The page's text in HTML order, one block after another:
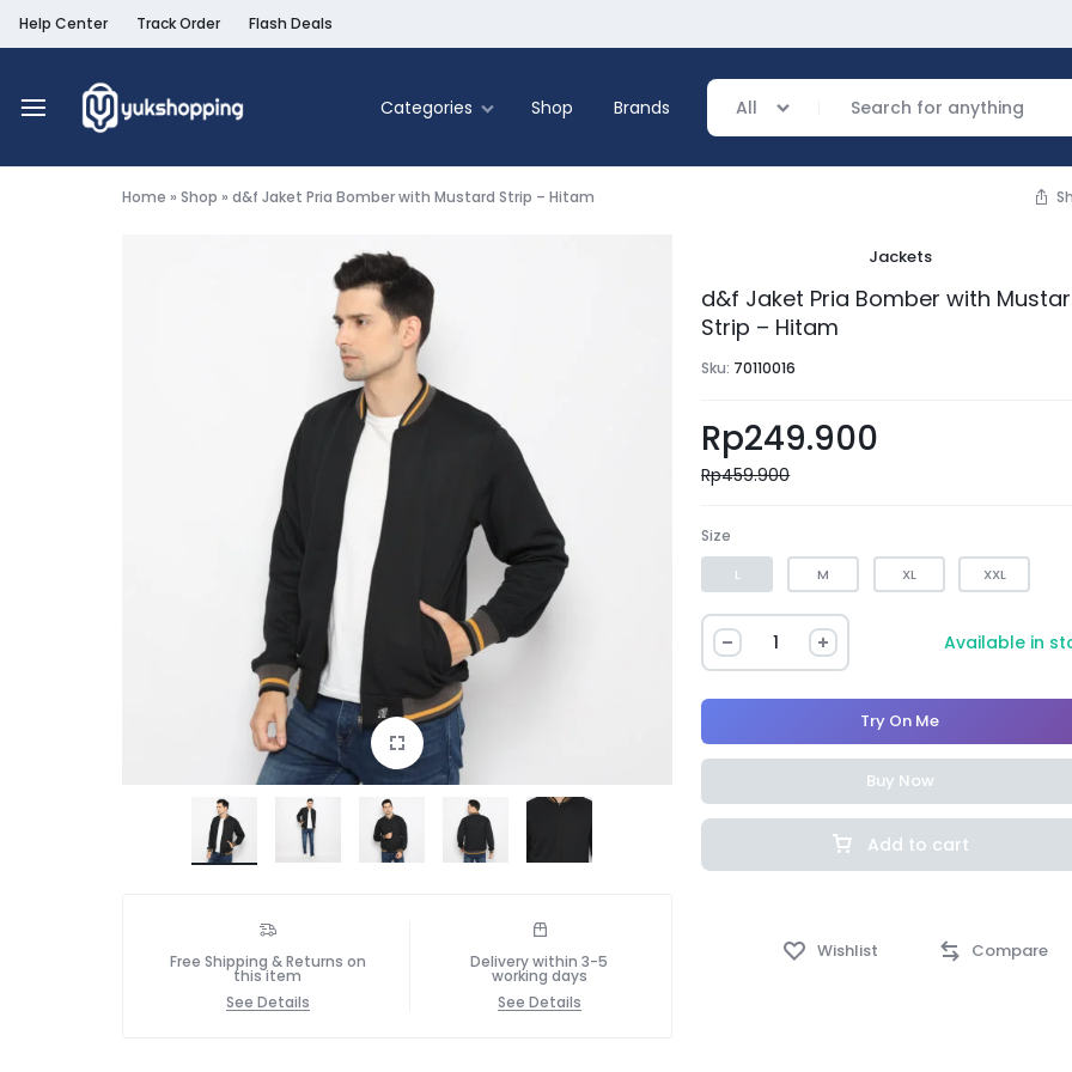
Help Center Track Order Flash Deals
Online
Categories Shop Brands All
Home » Shop » d&f Jaket Pria Bomber with Mustard Strip – Hitam
Free Shipping & Returns on
this item
See Details
Delivery within 3-5
working days
See Details
Jackets
d&f Jaket Pria Bomber with
Strip – Hitam
Sku: 70110016
Rp249.900
Rp459.900
Size
L M XL XXL
Available in
Add to cart
Try On Me
Buy Now
Compare
Wishlist